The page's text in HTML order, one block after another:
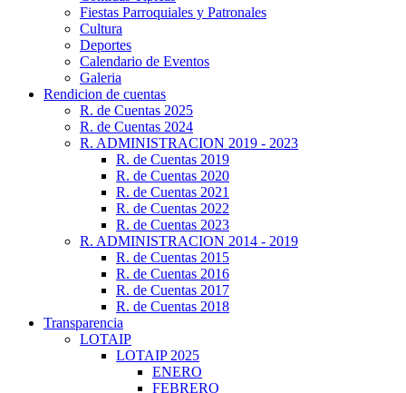
Fiestas Parroquiales y Patronales
Cultura
Deportes
Calendario de Eventos
Galeria
Rendicion de cuentas
R. de Cuentas 2025
R. de Cuentas 2024
R. ADMINISTRACION 2019 - 2023
R. de Cuentas 2019
R. de Cuentas 2020
R. de Cuentas 2021
R. de Cuentas 2022
R. de Cuentas 2023
R. ADMINISTRACION 2014 - 2019
R. de Cuentas 2015
R. de Cuentas 2016
R. de Cuentas 2017
R. de Cuentas 2018
Transparencia
LOTAIP
LOTAIP 2025
ENERO
FEBRERO